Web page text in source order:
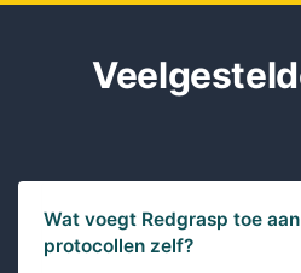
Wat voegt Redgrasp toe
protocollen zelf?